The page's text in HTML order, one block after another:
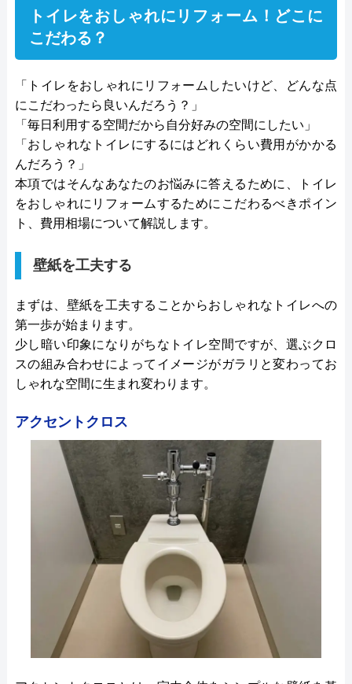
料金詳細を見る
今すぐ電話で相談する
0120-6-12120
受付時間： 9:00～18:00
DOのリフォーム の基本情報
運営会社 株式会社ハウスドゥ・ジャパン
代表者 市田真也
本社所在地
〒604-8152
京都府京都市中京区烏丸通錦小路上ル
手洗水町670番地
トイレをおしゃれにリフォーム！どこに
こだわる？
「トイレをおしゃれにリフォームしたいけど、どんな点
にこだわったら良いんだろう？」
「毎日利用する空間だから自分好みの空間にしたい」
「おしゃれなトイレにするにはどれくらい費用がかかる
んだろう？」
本項ではそんなあなたのお悩みに答えるために、トイレ
をおしゃれにリフォームするためにこだわるべきポイン
ト、費用相場について解説します。
壁紙を工夫する
まずは、壁紙を工夫することからおしゃれなトイレへの
第一歩が始まります。
少し暗い印象になりがちなトイレ空間ですが、選ぶクロ
スの組み合わせによってイメージがガラリと変わってお
しゃれな空間に生まれ変わります。
アクセントクロス